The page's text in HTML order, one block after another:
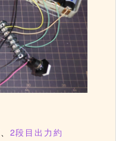
2段目出力約